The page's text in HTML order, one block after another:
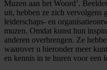
Muzen aan het Woord’.
uit, hebben ze zich vervolgens
leiderschaps- en
muzen. Omdat kunst hun
anderen overbrengen. Ze
waarover u hieronder meer
en kennis in te huren voor een